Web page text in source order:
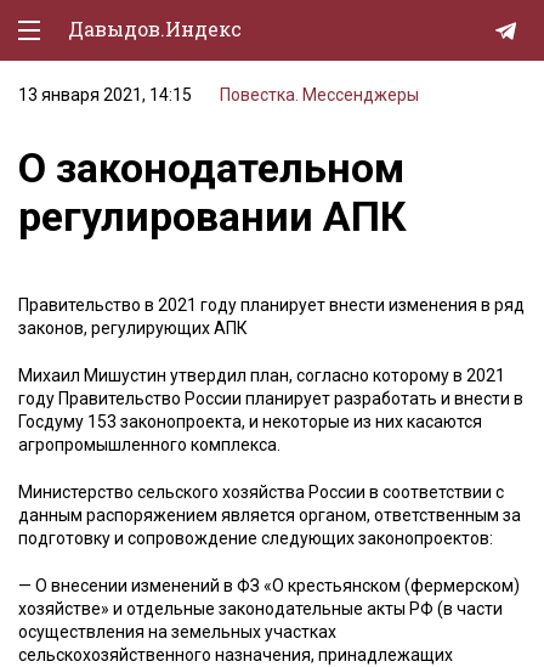
Давыдов.Индекс
Политическая жизнь
Экономика
Природа
Спорт
Lifestyle
Мурзилка
13 января 2021, 14:15 Повестка. Мессенджеры
О законодательном
регулировании АПК
Правительство в 2021 году планирует внести изменения в ряд
законов, регулирующих АПК
Михаил Мишустин утвердил план, согласно которому в 2021
году Правительство России планирует разработать и внести в
Госдуму 153 законопроекта, и некоторые из них касаются
агропромышленного комплекса.
Министерство сельского хозяйства России в соответствии с
данным распоряжением является органом, ответственным за
подготовку и сопровождение следующих законопроектов:
— О внесении изменений в ФЗ «О крестьянском (фермерском)
хозяйстве» и отдельные законодательные акты РФ (в части
осуществления на земельных участках
сельскохозяйственного назначения, принадлежащих